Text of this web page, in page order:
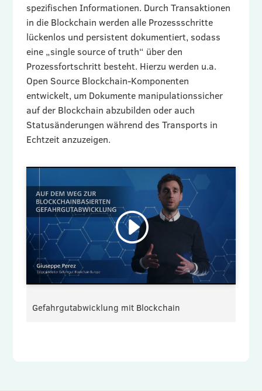
spezifischen Informationen. Durch Transaktionen
in die Blockchain werden alle Prozessschritte
lückenlos und persistent dokumentiert, sodass
eine „single source of truth“ über den
Prozessfortschritt besteht. Hierzu werden u.a.
Open Source Blockchain-Komponenten
entwickelt, um Dokumente manipulationssicher
auf der Blockchain abzubilden oder auch
Statusänderungen während des Transports in
Echtzeit anzuzeigen.
Bitte hier klicken, um die Cookies zu
akzeptieren und diesen Inhalt zu aktivieren
Gefahrgutabwicklung mit Blockchain